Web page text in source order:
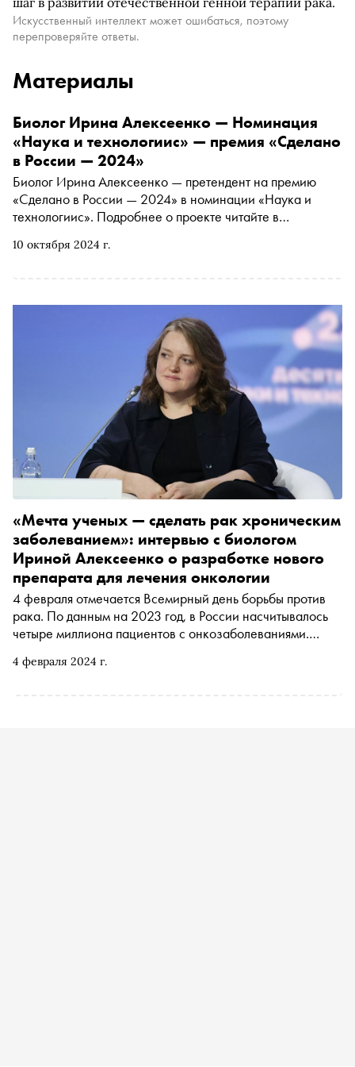
Искусственный интеллект может ошибаться, поэтому
перепроверяйте ответы.
Материалы
10 октября 2024 г.
Биолог Ирина Алексеенко — Номинация
«Наука и технологиис» — премия «Сделано
в России — 2024»
Биолог Ирина Алексеенко — претендент на премию
«Сделано в России — 2024» в номинации «Наука и
технологиис». Подробнее о проекте читайте в
4 февраля 2024 г.
«Мечта ученых — сделать рак хроническим
заболеванием»: интервью с биологом
Ириной Алексеенко о разработке нового
препарата для лечения онкологии
4 февраля отмечается Всемирный день борьбы против
рака. По данным на 2023 год, в России насчитывалось
четыре миллиона пациентов с онкозаболеваниями.
Алексеенко, которая вместе со своей командой